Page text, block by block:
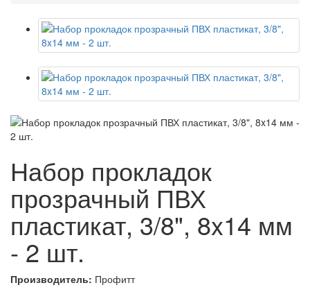
Набор прокладок
прозрачный ПВХ
пластикат, 3/8", 8x14 мм
- 2 шт.
Производитель: Профитт